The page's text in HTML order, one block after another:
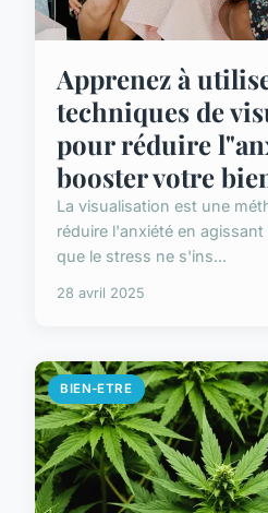
Apprenez à
techniques de
pour réduire
booster votre
La visualisation est une
réduire l'anxiété en
que le stress ne s'ins...
28 avril 2025
BIEN-ETRE